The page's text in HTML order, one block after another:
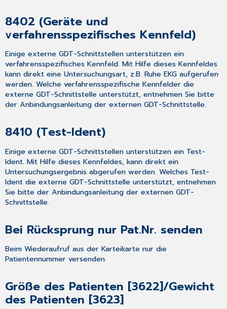
8402 (Geräte und
verfahrensspezifisches Kennfeld)
Einige externe GDT-Schnittstellen unterstützen ein
verfahrensspezifisches Kennfeld. Mit Hilfe dieses Kennfeldes
kann direkt eine Untersuchungsart, z.B. Ruhe EKG aufgerufen
werden. Welche verfahrensspezifische Kennfelder die
externe GDT-Schnittstelle unterstützt, entnehmen Sie bitte
der Anbindungsanleitung der externen GDT-Schnittstelle.
8410 (Test-Ident)
Einige externe GDT-Schnittstellen unterstützen ein Test-
Ident. Mit Hilfe dieses Kennfeldes, kann direkt ein
Untersuchungsergebnis abgerufen werden. Welches Test-
Ident die externe GDT-Schnittstelle unterstützt, entnehmen
Sie bitte der Anbindungsanleitung der externen GDT-
Schnittstelle.
Bei Rücksprung nur Pat.Nr. senden
Beim Wiederaufruf aus der Karteikarte nur die
Patientennummer versenden.
Größe des Patienten [3622]/Gewicht
des Patienten [3623]